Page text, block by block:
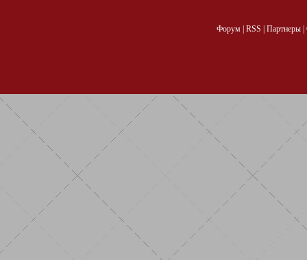
Форум| RSS Партнеры|